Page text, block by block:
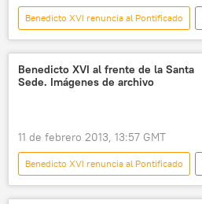
Benedicto XVI renuncia al Pontificado
noticias
Benedicto XVI al frente de la Santa
Sede. Imágenes de archivo
11 de febrero 2013, 13:57 GMT
Benedicto XVI renuncia al Pontificado
Multimedia